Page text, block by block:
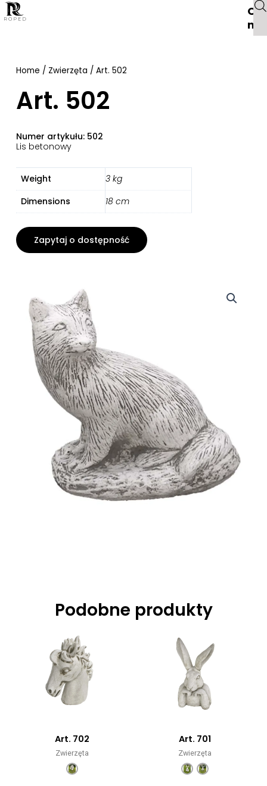
O
Home / Zwierzęta / Art. 502
Art. 502
Numer artykułu: 502
Lis betonowy
Weight
3 kg
Dimensions
18 cm
Zapytaj o dostępność
Podobne produkty
Art. 702
Zwierzęta
Art. 701
Zwierzęta